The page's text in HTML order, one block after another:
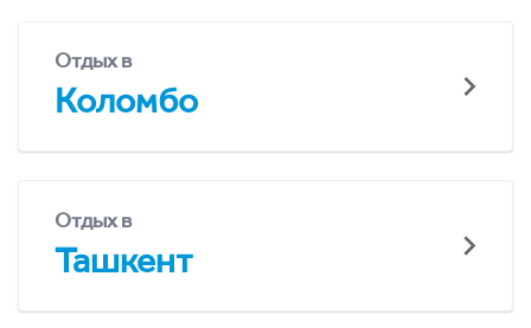
Отдых в
Коломбо
Отдых в
Ташкент